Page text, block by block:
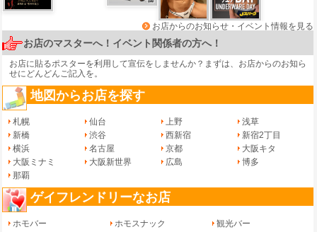
お店からのお知らせ・イベント情報を見る
お店のマスターへ！イベント関係者の方へ！
お店に貼るポスターを利用して宣伝をしませんか？まずは、 お店からのお知ら
せにどんどんご記入を。
地図からお店を探す
札幌 仙台 上野
浅草
新橋
渋谷 西新宿
新宿2丁目
横浜
名古屋 京都
大阪キタ
大阪ミナミ
大阪新世界 広島
博多
那覇
ゲイフレンドリーなお店
ホモバー ホモスナック
観光バー